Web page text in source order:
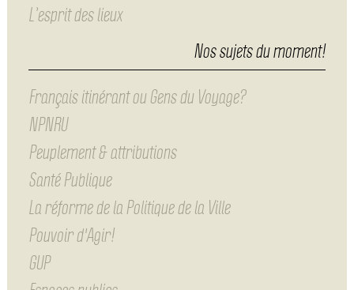
L’esprit des lieux
Nos sujets du moment!
Français itinérant ou Gens du Voyage?
NPNRU
Peuplement & attributions
Santé Publique
La réforme de la Politique de la Ville
Pouvoir d'Agir!
GUP